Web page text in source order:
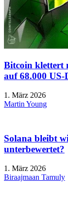
Bitcoin klettert
auf 68.000
1. März 2026
Martin Young
Solana bleibt
unterbewertet?
1. März 2026
Biraajmaan Tamuly